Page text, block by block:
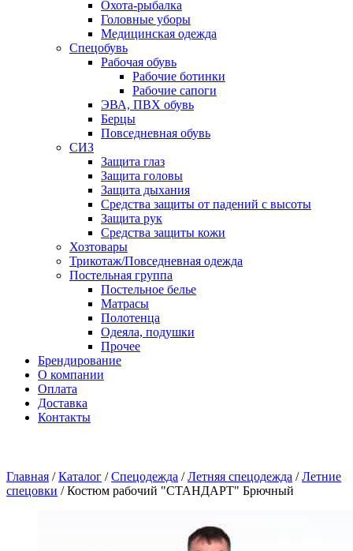
Охота-рыбалка
Головные уборы
Медицинская одежда
Спецобувь
Рабочая обувь
Рабочие ботинки
Рабочие сапоги
ЭВА, ПВХ обувь
Берцы
Повседневная обувь
СИЗ
Защита глаз
Защита головы
Защита дыхания
Средства защиты от падений с высоты
Защита рук
Средства защиты кожи
Хозтовары
Трикотаж/Повседневная одежда
Постельная группа
Постельное белье
Матрасы
Полотенца
Одеяла, подушки
Прочее
Брендирование
О компании
Оплата
Доставка
Контакты
Главная / Каталог / Спецодежда / Летняя спецодежда / Летние
спецовки / Костюм рабочий "СТАНДАРТ" Брючный